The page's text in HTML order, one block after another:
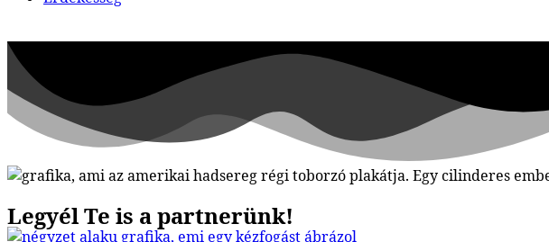
Legyél Te is a partnerünk!